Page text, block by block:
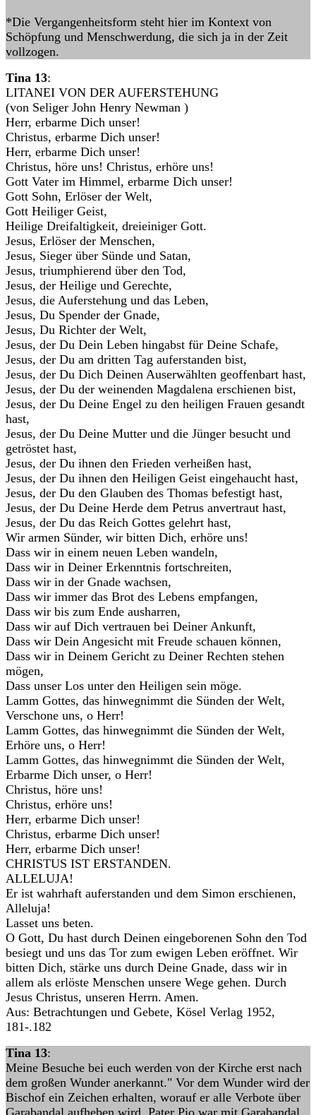
*Die Vergangenheitsform steht hier im Kontext von
Schöpfung und Menschwerdung, die sich ja in der Zeit
vollzogen.
Tina 13:
LITANEI VON DER AUFERSTEHUNG
(von Seliger John Henry Newman )
Herr, erbarme Dich unser!
Christus, erbarme Dich unser!
Herr, erbarme Dich unser!
Christus, höre uns! Christus, erhöre uns!
Gott Vater im Himmel, erbarme Dich unser!
Gott Sohn, Erlöser der Welt,
Gott Heiliger Geist,
Heilige Dreifaltigkeit, dreieiniger Gott.
Jesus, Erlöser der Menschen,
Jesus, Sieger über Sünde und Satan,
Jesus, triumphierend über den Tod,
Jesus, der Heilige und Gerechte,
Jesus, die Auferstehung und das Leben,
Jesus, Du Spender der Gnade,
Jesus, Du Richter der Welt,
Jesus, der Du Dein Leben hingabst für Deine Schafe,
Jesus, der Du am dritten Tag auferstanden bist,
Jesus, der Du Dich Deinen Auserwählten geoffenbart hast,
Jesus, der Du der weinenden Magdalena erschienen bist,
Jesus, der Du Deine Engel zu den heiligen Frauen gesandt
hast,
Jesus, der Du Deine Mutter und die Jünger besucht und
getröstet hast,
Jesus, der Du ihnen den Frieden verheißen hast,
Jesus, der Du ihnen den Heiligen Geist eingehaucht hast,
Jesus, der Du den Glauben des Thomas befestigt hast,
Jesus, der Du Deine Herde dem Petrus anvertraut hast,
Jesus, der Du das Reich Gottes gelehrt hast,
Wir armen Sünder, wir bitten Dich, erhöre uns!
Dass wir in einem neuen Leben wandeln,
Dass wir in Deiner Erkenntnis fortschreiten,
Dass wir in der Gnade wachsen,
Dass wir immer das Brot des Lebens empfangen,
Dass wir bis zum Ende ausharren,
Dass wir auf Dich vertrauen bei Deiner Ankunft,
Dass wir Dein Angesicht mit Freude schauen können,
Dass wir in Deinem Gericht zu Deiner Rechten stehen
mögen,
Dass unser Los unter den Heiligen sein möge.
Lamm Gottes, das hinwegnimmt die Sünden der Welt,
Verschone uns, o Herr!
Lamm Gottes, das hinwegnimmt die Sünden der Welt,
Erhöre uns, o Herr!
Lamm Gottes, das hinwegnimmt die Sünden der Welt,
Erbarme Dich unser, o Herr!
Christus, höre uns!
Christus, erhöre uns!
Herr, erbarme Dich unser!
Christus, erbarme Dich unser!
Herr, erbarme Dich unser!
CHRISTUS IST ERSTANDEN.
ALLELUJA!
Er ist wahrhaft auferstanden und dem Simon erschienen,
Alleluja!
Lasset uns beten.
O Gott, Du hast durch Deinen eingeborenen Sohn den Tod
besiegt und uns das Tor zum ewigen Leben eröffnet. Wir
bitten Dich, stärke uns durch Deine Gnade, dass wir in
allem als erlöste Menschen unsere Wege gehen. Durch
Jesus Christus, unseren Herrn. Amen.
Aus: Betrachtungen und Gebete, Kösel Verlag 1952,
181-.182
Tina 13:
Meine Besuche bei euch werden von der Kirche erst nach
dem großen Wunder anerkannt." Vor dem Wunder wird der
Bischof ein Zeichen erhalten, worauf er alle Verbote über
Garabandal aufheben wird. Pater Pio war mit Garabandal